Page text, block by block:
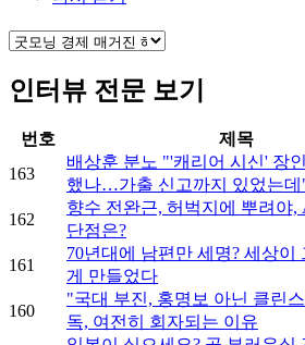
인터뷰 전문 보기
번호 제목
163
배상훈 분노 "'캐리어 시신' 장
했나…가출 신고까지 있었는데
162
향수 전완근, 허벅지에 뿌려야,
단점은?
161
70년대에 남편만 세명? 세상이
게 만들었다
160
"국대 부진, 홍명보 아닌 클린
독, 여전히 회자되는 이유